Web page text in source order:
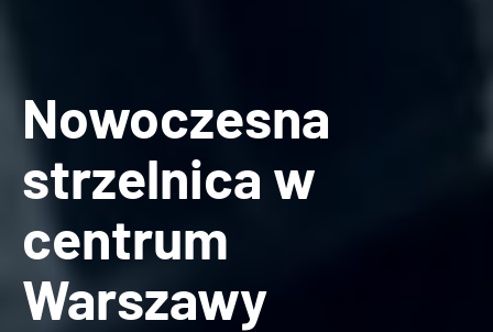
Nowoczesna
strzelnica w
centrum
Warszawy